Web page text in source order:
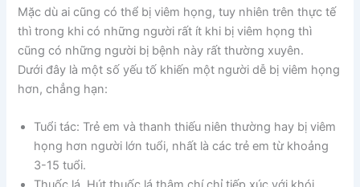
Mặc dù ai cũng có thể bị viêm họng, tuy nhiên trên thực tế
thì trong khi có những người rất ít khi bị viêm họng thì
cũng có những người bị bệnh này rất thường xuyên.
Dưới đây là một số yếu tố khiến một người dễ bị viêm họng
hơn, chẳng hạn:
Tuổi tác: Trẻ em và thanh thiếu niên thường hay bị viêm
họng hơn người lớn tuổi, nhất là các trẻ em từ khoảng
3-15 tuổi.